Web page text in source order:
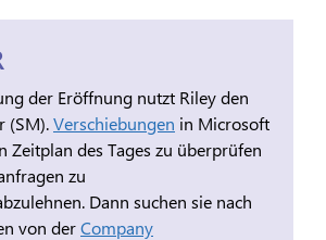
der Eröffnung nutzt Riley den
(SM).Verschiebungen in Microsoft
Zeitplan des Tages zu überprüfen
zu
Dann suchen sie nach
von derCompany